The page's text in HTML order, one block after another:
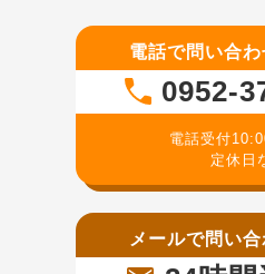
電話で問い合わ
0952-
電話受付
定休日
メールで問い